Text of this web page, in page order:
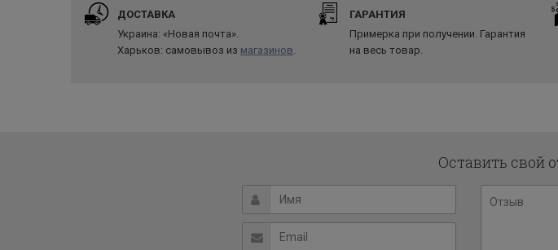
ДОСТАВКА
Украина: «Новая почта».
Харьков: самовывоз из магазинов.
ГАРАНТИЯ
Примерка при получении. Гарантия
на весь товар.
Оставить свой